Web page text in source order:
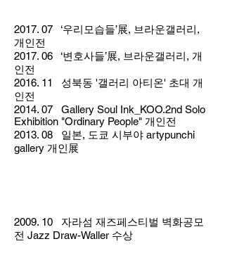
2017. 07 ‘우리모습들’展, 브라운갤러리,
개인전
2017. 06 ‘변호사들’展, 브라운갤러리, 개
인전
2016. 11 성북동 '갤러리 아티온' 초대 개
인전
2014. 07 Gallery Soul Ink_KOO.2nd Solo
Exhibition "Ordinary People" 개인전
2013. 08 일본, 도쿄 시부야 artypunchi
gallery 개인展
2009. 10 자라섬 재즈페스티벌 벽화공모
전 Jazz Draw-Waller 수상